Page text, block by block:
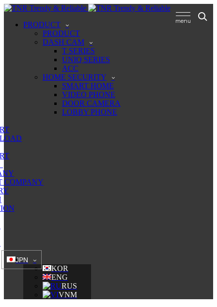
PRODUCT
PRODUCT
DASH CAM
T SERIES
UNIQ SERIES
ACC
HOME SECURITY
SMART HOME
VIDEO PHONE
DOOR CAMERA
LOBBY PHONE
COMPANY
JPN
KOR
ENG
RUS
VNM